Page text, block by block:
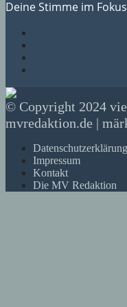
Deine Stimme im
© Copyright 2024
mvredaktion.de |
Datenschutzerklärung
Impressum
Kontakt
Die MV Redaktion